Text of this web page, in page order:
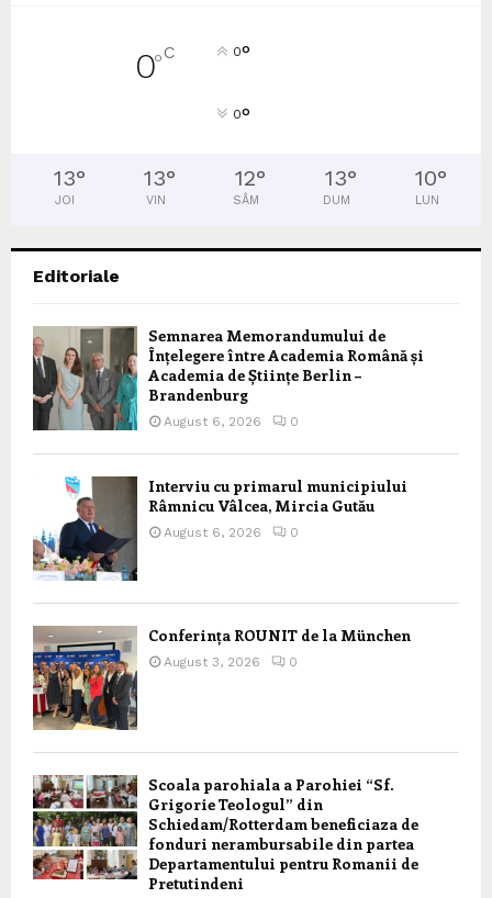
0°C 0°
0°
13°
JOI
13°
VIN
12°
SÂM
13°
DUM
10°
LUN
Editoriale
Semnarea Memorandumului de
Înțelegere între Academia Română și
Academia de Științe Berlin –
Brandenburg
August 6, 2026 0
Interviu cu primarul municipiului
Râmnicu Vâlcea, Mircia Gutău
August 6, 2026 0
Conferința ROUNIT de la München
August 3, 2026 0
Scoala parohiala a Parohiei “Sf.
Grigorie Teologul” din
Schiedam/Rotterdam beneficiaza de
fonduri nerambursabile din partea
Departamentului pentru Romanii de
Pretutindeni